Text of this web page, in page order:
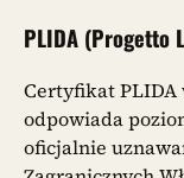
PLIDA (Progetto
Certyfikat PLIDA
odpowiada
oficjalnie